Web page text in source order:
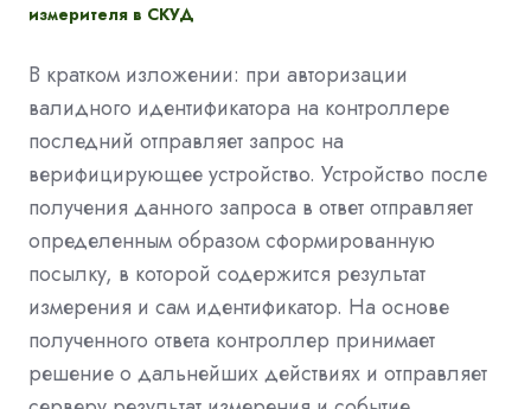
измерителя в СКУД
В кратком изложении: при авторизации
валидного идентификатора на контроллере
последний отправляет запрос на
верифицирующее устройство. Устройство после
получения данного запроса в ответ отправляет
определенным образом сформированную
посылку, в которой содержится результат
измерения и сам идентификатор. На основе
полученного ответа контроллер принимает
решение о дальнейших действиях и отправляет